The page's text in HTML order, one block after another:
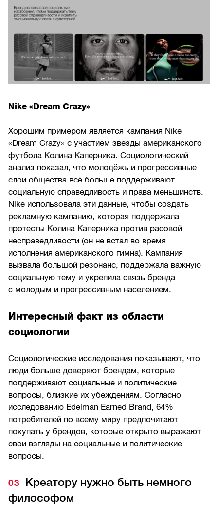
Nike «Dream Crazy»
Хорошим примером является кампания Nike
«Dream Crazy» с участием звезды американского
футбола Колина Каперника. Социологический
анализ показал, что молодёжь и прогрессивные
слои общества всё больше поддерживают
социальную справедливость и права меньшинств.
Nike использовала эти данные, чтобы создать
рекламную кампанию, которая поддержала
протесты Колина Каперника против расовой
несправедливости (он не встал во время
исполнения американского гимна). Кампания
вызвала большой резонанс, поддержала важную
социальную тему и укрепила связь бренда
с молодым и прогрессивным населением.
Интересный факт из области
социологии
Социологические исследования показывают, что
люди больше доверяют брендам, которые
поддерживают социальные и политические
вопросы, близкие их убеждениям. Согласно
исследованию Edelman Earned Brand, 64%
потребителей по всему миру предпочитают
покупать у брендов, которые открыто выражают
свои взгляды на социальные и политические
вопросы.
Креатору нужно быть немного
философом